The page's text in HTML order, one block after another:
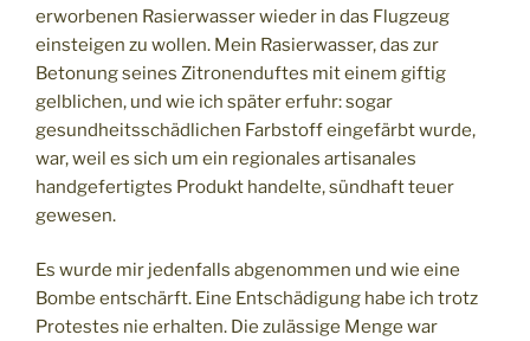
erworbenen Rasierwasser wieder in das Flugzeug
einsteigen zu wollen. Mein Rasierwasser, das zur
Betonung seines Zitronenduftes mit einem giftig
gelblichen, und wie ich später erfuhr: sogar
gesundheitsschädlichen Farbstoff eingefärbt wurde,
war, weil es sich um ein regionales artisanales
handgefertigtes Produkt handelte, sündhaft teuer
gewesen.
Es wurde mir jedenfalls abgenommen und wie eine
Bombe entschärft. Eine Entschädigung habe ich trotz
Protestes nie erhalten. Die zulässige Menge war